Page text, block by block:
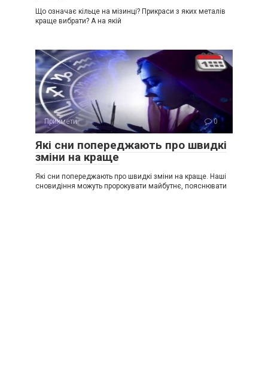
Що означає кільце на мізинці? Прикраси з яких металів
краще вибрати? А на якій
Прикмети 0
Які сни попереджають про швидкі
зміни на краще
Які сни попереджають про швидкі зміни на краще. Наші
сновидіння можуть пророкувати майбутнє, пояснювати